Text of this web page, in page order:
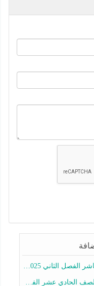
الثاني 2025-2026
الفصل الثاني 2025-2026